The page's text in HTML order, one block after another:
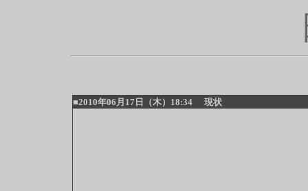
■2010年06月17日（木）18:34 現状